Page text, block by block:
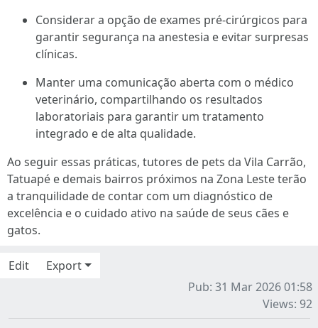
Considerar a opção de exames pré-cirúrgicos para
garantir segurança na anestesia e evitar surpresas
clínicas.
Manter uma comunicação aberta com o médico
veterinário, compartilhando os resultados
laboratoriais para garantir um tratamento
integrado e de alta qualidade.
Ao seguir essas práticas, tutores de pets da Vila Carrão,
Tatuapé e demais bairros próximos na Zona Leste terão
a tranquilidade de contar com um diagnóstico de
excelência e o cuidado ativo na saúde de seus cães e
gatos.
Edit
Export
Pub: 31 Mar 2026 01:58
Views: 92